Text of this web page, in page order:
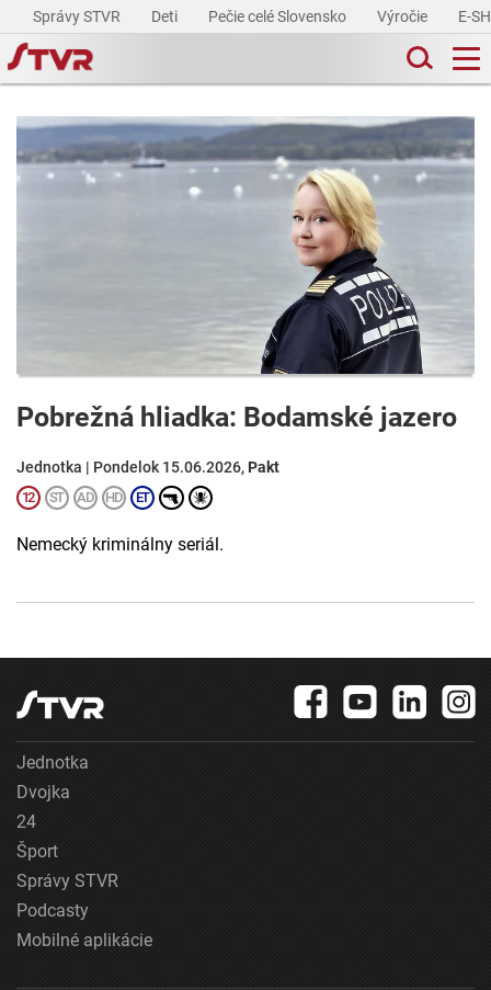
Správy STVR Deti Pečie celé Slovensko Výročie E-
Pobrežná hliadka: Bodamské jazero
Jednotka | Pondelok 15.06.2026, Pakt
Nemecký kriminálny seriál.
Jednotka
Dvojka
24
Šport
Správy STVR
Podcasty
Mobilné aplikácie